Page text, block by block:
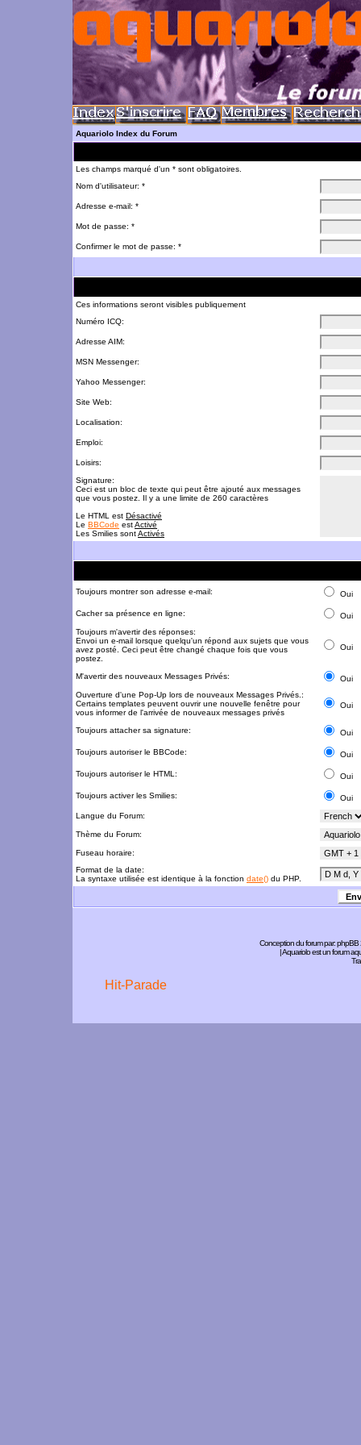
Aquariolo Index du Forum
Les champs marqué d'un * sont obligatoires.
Nom d'utilisateur: *
Adresse e-mail: *
Mot de passe: *
Confirmer le mot de passe: *
Ces informations seront visibles publiquement
Numéro ICQ:
Adresse AIM:
MSN Messenger:
Yahoo Messenger:
Site Web:
Localisation:
Emploi:
Loisirs:
Signature:
Ceci est un bloc de texte qui peut être ajouté aux messages
que vous postez. Il y a une limite de 260 caractères
Le HTML est Désactivé
Le BBCode estActivé
Les Smilies sontActivés
Toujours montrer son adresse e-mail: Oui
Cacher sa présence en ligne:
Oui
Toujours m'avertir des réponses:
Envoi un e-mail lorsque quelqu'un répond aux sujets que vous
avez posté. Ceci peut être changé chaque fois que vous
postez.
Oui
M'avertir des nouveaux Messages Privés:
Oui
Ouverture d'une Pop-Up lors de nouveaux Messages Privés.:
Certains templates peuvent ouvrir une nouvelle fenêtre pour
vous informer de l'arrivée de nouveaux messages privés
Oui
Toujours attacher sa signature: Oui
Toujours autoriser le BBCode: Oui
Toujours autoriser le HTML: Oui
Toujours activer les Smilies:
Oui
Langue du Forum:
Thème du Forum:
Fuseau horaire:
Format de la date:
La syntaxe utilisée est identique à la fonction date() du PHP.
Conception du forum par:phpBB
| Aquariolo est un forum